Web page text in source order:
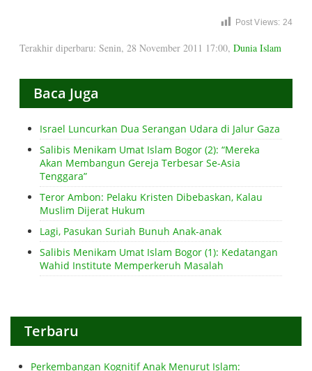
Post Views: 24
Terakhir diperbaru: Senin, 28 November 2011 17:00, Dunia Islam
Baca Juga
Israel Luncurkan Dua Serangan Udara di Jalur Gaza
Salibis Menikam Umat Islam Bogor (2): “Mereka
Akan Membangun Gereja Terbesar Se-Asia
Tenggara”
Teror Ambon: Pelaku Kristen Dibebaskan, Kalau
Muslim Dijerat Hukum
Lagi, Pasukan Suriah Bunuh Anak-anak
Salibis Menikam Umat Islam Bogor (1): Kedatangan
Wahid Institute Memperkeruh Masalah
Terbaru
Perkembangan Kognitif Anak Menurut Islam: